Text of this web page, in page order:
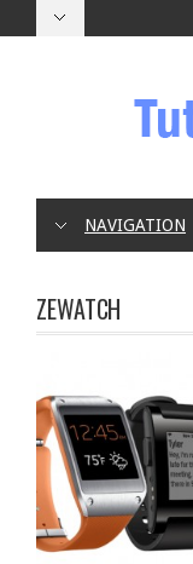
NAVIGATION
ZEWATCH